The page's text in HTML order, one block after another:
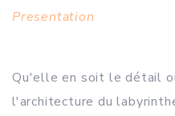
Presentation
Qu'elle en soit le détail
l'architecture du